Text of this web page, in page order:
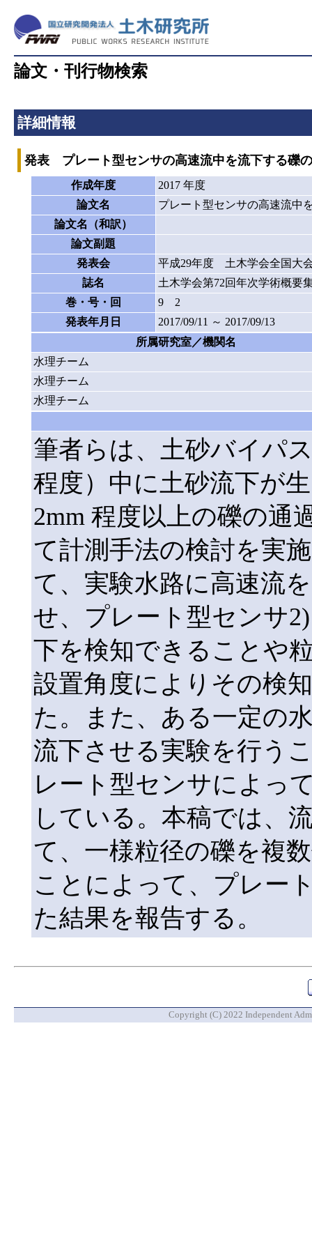
論文・刊行物検索
詳細情報
発表 プレート型センサの高速流中を流下する礫
作成年度
2017 年度
論文名
プレート型センサの高速流中
論文名（和訳）
論文副題
発表会
平成29年度 土木学会全国大
誌名
土木学会第72回年次学術概要
巻・号・回
9 2
発表年月日
2017/09/11 ～ 2017/09/13
所属研究室／機関名
水理チーム
水理チーム
水理チーム
筆者らは、土砂バイパ
程度）中に土砂流下が
2mm 程度以上の礫の通
て計測手法の検討を実
て、実験水路に高速流
せ、プレート型センサ
下を検知できることや
設置角度によりその検
た。また、ある一定の
流下させる実験を行う
レート型センサによっ
している。本稿では、
て、一様粒径の礫を複
ことによって、プレー
た結果を報告する。
Copyright (C) 2022 Independent